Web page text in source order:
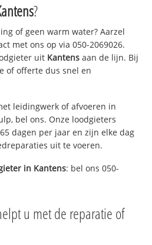
?
of geen warm water? Aarzel
met ons op via 050-2069026.
uit Kantens aan de lijn. Bij
of offerte dus snel en
leidingwerk of afvoeren in
bel ons. Onze loodgieters
dagen per jaar en zijn elke dag
uit te voeren.
in Kantens: bel ons 050-
u met de reparatie of